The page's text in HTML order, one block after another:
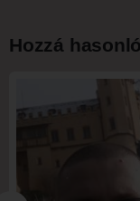
Hozzá